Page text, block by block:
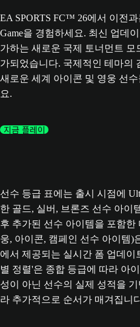
EA SPORTS FC™ 26에서 이전
Game을 경험하세요. 최신 업데
가하는 새로운 국제 토너먼트
가되었습니다. 국제적인 테마의
새로운 세계 아이콘 및 영웅 선
요.
지금 플레이
선수 등급 표에는 출시 시점에
한 골드, 실버, 브론즈 선수 아이
후 추가된 선수 아이템을 포함한
웅, 아이콘, 캠페인 선수 아이템)
에서 제공되는 실시간 폼 업데
별 정렬'은 종합 등급에 따라 아
성이 아닌 선수의 실제 성적을
라 추가적으로 순서가 매겨집니